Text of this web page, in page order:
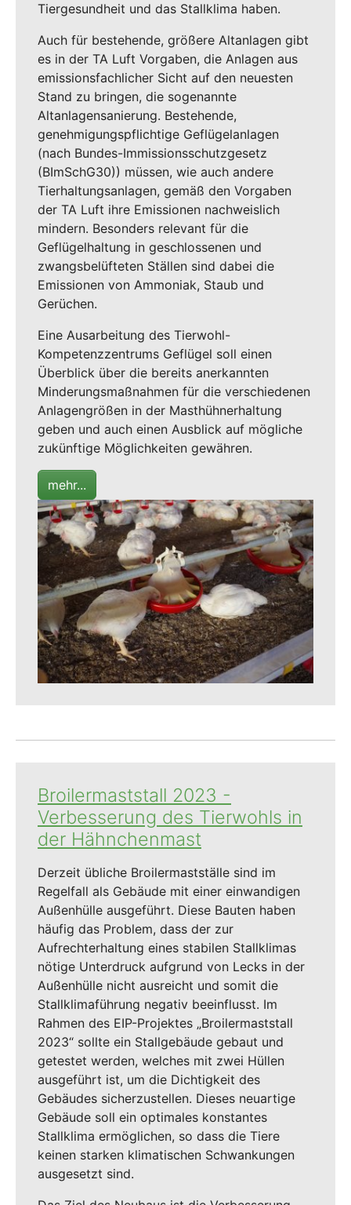
Tiergesundheit und das Stallklima haben.
Auch für bestehende, größere Altanlagen gibt
es in der TA Luft Vorgaben, die Anlagen aus
emissionsfachlicher Sicht auf den neuesten
Stand zu bringen, die sogenannte
Altanlagensanierung. Bestehende,
genehmigungspflichtige Geflügelanlagen
(nach Bundes-Immissionsschutzgesetz
(BImSchG30)) müssen, wie auch andere
Tierhaltungsanlagen, gemäß den Vorgaben
der TA Luft ihre Emissionen nachweislich
mindern. Besonders relevant für die
Geflügelhaltung in geschlossenen und
zwangsbelüfteten Ställen sind dabei die
Emissionen von Ammoniak, Staub und
Gerüchen.
Eine Ausarbeitung des Tierwohl-
Kompetenzzentrums Geflügel soll einen
Überblick über die bereits anerkannten
Minderungsmaßnahmen für die verschiedenen
Anlagengrößen in der Masthühnerhaltung
geben und auch einen Ausblick auf mögliche
zukünftige Möglichkeiten gewähren.
mehr...
Broilermaststall 2023 -
Verbesserung des Tierwohls in
der Hähnchenmast
Derzeit übliche Broilermastställe sind im
Regelfall als Gebäude mit einer einwandigen
Außenhülle ausgeführt. Diese Bauten haben
häufig das Problem, dass der zur
Aufrechterhaltung eines stabilen Stallklimas
nötige Unterdruck aufgrund von Lecks in der
Außenhülle nicht ausreicht und somit die
Stallklimaführung negativ beeinflusst. Im
Rahmen des EIP-Projektes „Broilermaststall
2023“ sollte ein Stallgebäude gebaut und
getestet werden, welches mit zwei Hüllen
ausgeführt ist, um die Dichtigkeit des
Gebäudes sicherzustellen. Dieses neuartige
Gebäude soll ein optimales konstantes
Stallklima ermöglichen, so dass die Tiere
keinen starken klimatischen Schwankungen
ausgesetzt sind.